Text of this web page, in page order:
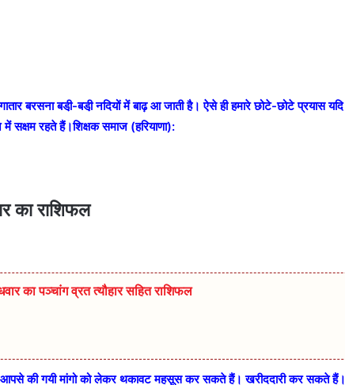
बरसना बडी़-बडी़ नदियों में बाढ़ आ जाती है। ऐसे ही हमारे छोटे-छोटे प्रयास यदि
सक्षम रहते हैं।शिक्षक समाज (हरियाणा):
का राशिफल
का पञ्चांग व्रत त्यौहार सहित राशिफल
की गयी मांगो को लेकर थकावट महसूस कर सकते हैं। खरीददारी कर सकते हैं।